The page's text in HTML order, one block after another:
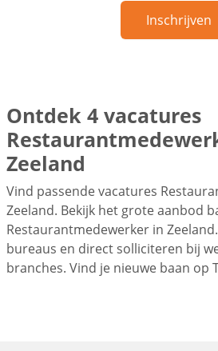
Inschrijven
Ontdek 4 vacatures
Zeeland
Vind passende vacatures
Zeeland. Bekijk het grote aanbod
Restaurantmedewerker in
bureaus en direct solliciteren bij
branches. Vind je nieuwe baan op